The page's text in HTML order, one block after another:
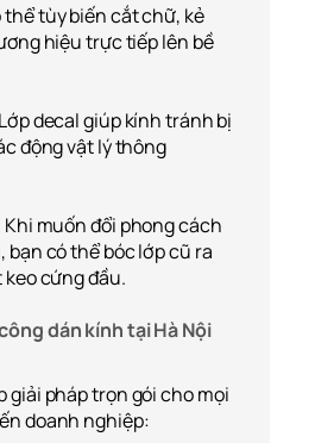
thể tùy biến cắt chữ, kẻ
hiệu trực tiếp lên bề
decal giúp kính tránh bị
động vật lý thông
Khi muốn đổi phong cách
bạn có thể bóc lớp cũ ra
keo cứng đầu.
dán kính tại Hà Nội
giải pháp trọn gói cho mọi
doanh nghiệp: